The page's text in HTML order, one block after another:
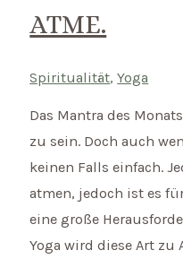
ATME.
Spiritualität,Yoga
Das Mantra des
zu sein. Doch auch
keinen Falls einfach.
atmen, jedoch ist es
eine große
Yoga wird diese Art zu